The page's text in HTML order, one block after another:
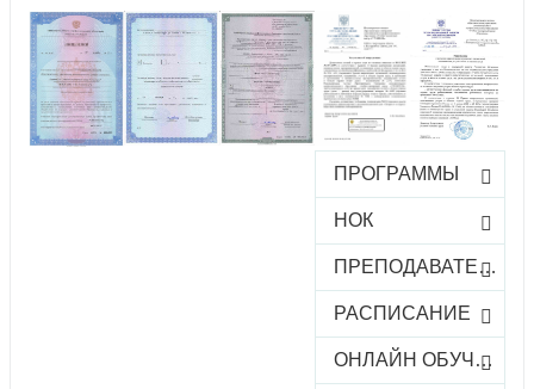
ПРОГРАММЫ
НОК
ПРЕПОДАВАТЕЛИ
РАСПИСАНИЕ
ОНЛАЙН ОБУЧЕНИЕ